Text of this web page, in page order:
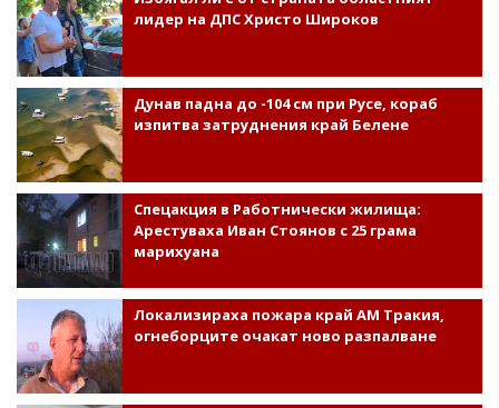
лидер на ДПС Христо Широков
Дунав падна до -104 см при Русе, кораб
изпитва затруднения край Белене
Спецакция в Работнически жилища:
Арестуваха Иван Стоянов с 25 грама
марихуана
Локализираха пожара край АМ Тракия,
огнеборците очакат ново разпалване